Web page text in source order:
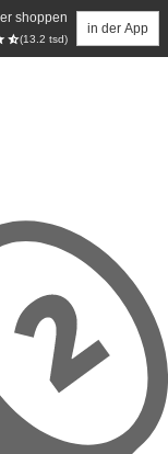
shoppen
(13.2 tsd)
in der App